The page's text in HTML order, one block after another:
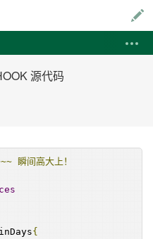
源代码
瞬间高大上！
{